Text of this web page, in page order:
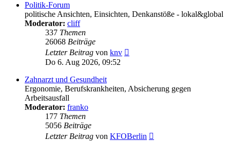
Politik-Forum
politische Ansichten, Einsichten, Denkanstöße - lokal&global
Moderator: cliff
337 Themen
26068 Beiträge
Letzter Beitrag von knv
Do 6. Aug 2026, 09:52
Zahnarzt und Gesundheit
Ergonomie, Berufskrankheiten, Absicherung gegen
Arbeitsausfall
Moderator: franko
177 Themen
5056 Beiträge
Letzter Beitrag von KFOBerlin